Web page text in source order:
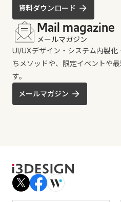
資料ダウンロード
Mail magazine
メールマガジン
UI/UXデザイン・システム内製
ちメソッドや、限定イベントや
す。
メールマガジン